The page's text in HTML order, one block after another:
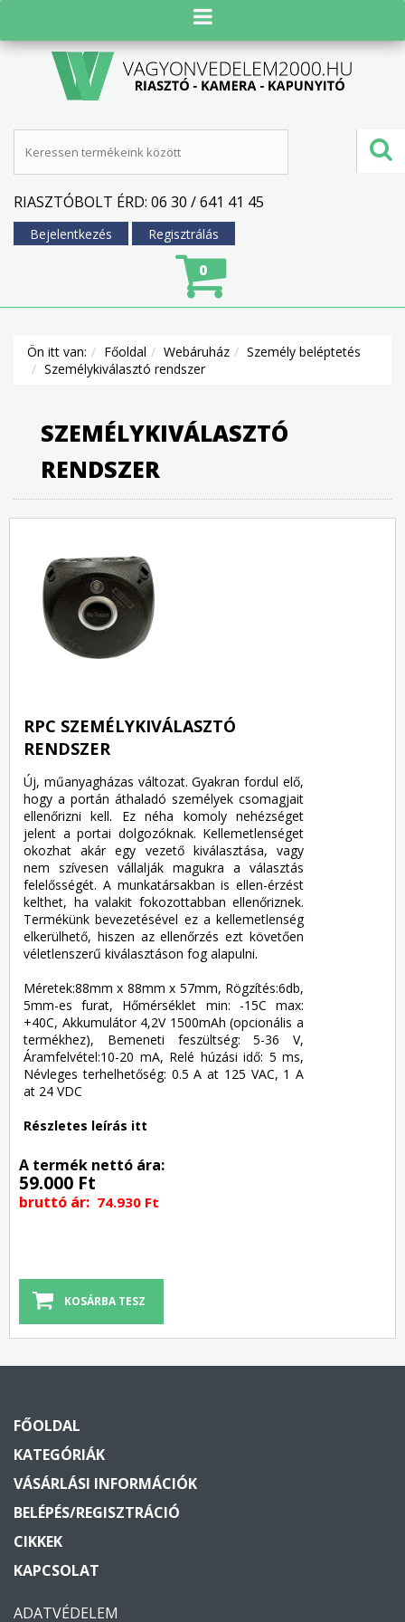
RIASZTÓBOLT ÉRD: 06 30 / 641 41 45
Bejelentkezés Regisztrálás
0
Ön itt van: Főoldal Webáruház
Személy beléptetés
Személykiválasztó rendszer
SZEMÉLYKIVÁLASZTÓ
RENDSZER
RPC SZEMÉLYKIVÁLASZTÓ
RENDSZER
Új, műanyagházas változat. Gyakran fordul elő,
hogy a portán áthaladó személyek csomagjait
ellenőrizni kell. Ez néha komoly nehézséget
jelent a portai dolgozóknak. Kellemetlenséget
okozhat akár egy vezető kiválasztása, vagy
nem szívesen vállalják magukra a választás
felelősségét. A munkatársakban is ellen-érzést
kelthet, ha valakit fokozottabban ellenőriznek.
Termékünk bevezetésével ez a kellemetlenség
elkerülhető, hiszen az ellenőrzés ezt követően
véletlenszerű kiválasztáson fog alapulni.
Méretek:88mm x 88mm x 57mm, Rögzítés:6db,
5mm-es furat, Hőmérséklet min: -15C max:
+40C, Akkumulátor 4,2V 1500mAh (opcionális a
termékhez), Bemeneti feszültség: 5-36 V,
Áramfelvétel:10-20 mA, Relé húzási idő: 5 ms,
Névleges terhelhetőség: 0.5 A at 125 VAC, 1 A
at 24 VDC
Részletes leírás itt
A termék nettó ára:
59.000 Ft
bruttó ár: 74.930 Ft
FŐOLDAL
KATEGÓRIÁK
VÁSÁRLÁSI INFORMÁCIÓK
BELÉPÉS/REGISZTRÁCIÓ
CIKKEK
KAPCSOLAT
ADATVÉDELEM